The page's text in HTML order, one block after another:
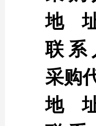
地 址
联 系
采购
地 址